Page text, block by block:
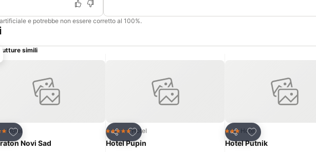
e potrebbe non essere corretto al 100%.
simili
Aggiungi ai preferiti
Hotel
Novi Sad
Condividi
Aggiungi ai preferiti
5 Stelle Hotel
Hotel Pupin
Condividi
Aggiungi ai
3 StelleHotel
Hotel Putnik